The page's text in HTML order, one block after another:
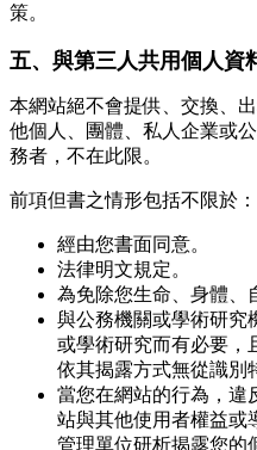
策。
五、與第三人共用個人資
本網站絕不會提供、交換、
他個人、團體、私人企業或
務者，不在此限。
前項但書之情形包括不限於：
經由您書面同意。
法律明文規定。
為免除您生命、身體、
與公務機關或學術研究
或學術研究而有必要，
依其揭露方式無從識別
當您在網站的行為，違
站與其他使用者權益或
管理單位研析揭露您的